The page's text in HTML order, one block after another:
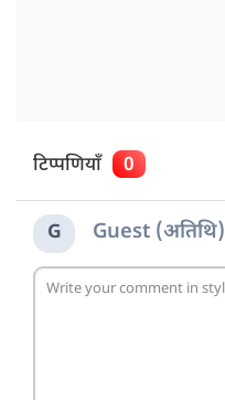
टिप्पणियाँ 0
G Guest (अतिथि)